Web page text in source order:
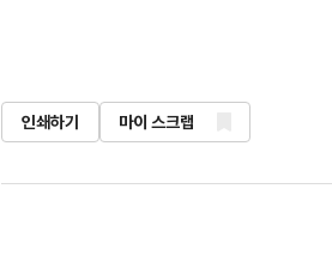
인쇄하기 마이 스크랩